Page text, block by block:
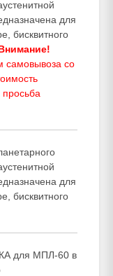
для
бисквитного
самовывоза со
просьба
для
бисквитного
для МПЛ-60 в